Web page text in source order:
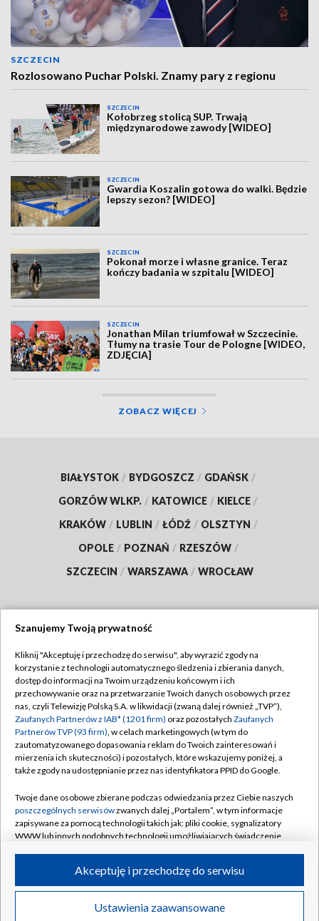
SZCZECIN
Rozlosowano Puchar Polski. Znamy pary z regionu
SZCZECIN
Kołobrzeg stolicą SUP. Trwają
międzynarodowe zawody [WIDEO]
SZCZECIN
Gwardia Koszalin gotowa do walki. Będzie
lepszy sezon? [WIDEO]
SZCZECIN
Pokonał morze i własne granice. Teraz
kończy badania w szpitalu [WIDEO]
SZCZECIN
Jonathan Milan triumfował w Szczecinie.
Tłumy na trasie Tour de Pologne [WIDEO,
ZDJĘCIA]
ZOBACZ WIĘCEJ
BIAŁYSTOK / BYDGOSZCZ / GDAŃSK /
GORZÓW WLKP. / KATOWICE / KIELCE /
KRAKÓW / LUBLIN / ŁÓDŹ / OLSZTYN /
OPOLE / POZNAŃ / RZESZÓW /
SZCZECIN / WARSZAWA / WROCŁAW
TVP
Abonament TVP
Emisja w TVP
Centrum informacji TVP
Naziemna Telewizja Cyfrowa
Rada Programowa
System NOS
Informacje o nadawcy
Program dla prasy
Regulamin TVP
Polityka prywatności
Moje zgody
Pomoc
Kontakt
Kanały
©2026 Telewizja Polska S.A. w likwidacji
Szanujemy Twoją prywatność
Kliknij "Akceptuję i przechodzę do serwisu", aby wyrazić zgody na
korzystanie z technologii automatycznego śledzenia i zbierania danych,
dostęp do informacji na Twoim urządzeniu końcowym i ich
przechowywanie oraz na przetwarzanie Twoich danych osobowych przez
nas, czyli Telewizję Polską S.A. w likwidacji (zwaną dalej również „TVP”),
Zaufanych Partnerów z IAB* (1201 firm) oraz pozostałych Zaufanych
Partnerów TVP (93 firm), w celach marketingowych (w tym do
zautomatyzowanego dopasowania reklam do Twoich zainteresowań i
mierzenia ich skuteczności) i pozostałych, które wskazujemy poniżej, a
także zgody na udostępnianie przez nas identyfikatora PPID do Google.
Twoje dane osobowe zbierane podczas odwiedzania przez Ciebie naszych
poszczególnych serwisówzwanych dalej „Portalem”, w tym informacje
zapisywane za pomocą technologii takich jak: pliki cookie, sygnalizatory
WWW lub innych podobnych technologii umożliwiających świadczenie
ruchu w Internecie.
Twoje dane osobowe zbierane podczas odwiedzania przez Ciebie
poszczególnych serwisówna Portalu, takie jak adresy IP, identyfikatory
Ustawienia zaawansowane
Akceptuję i przechodzę do serwisu